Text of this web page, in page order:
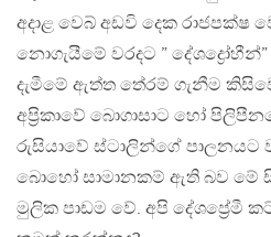
අදාළ වෙබ් අඩවි දෙක
නොගැයීමේ වරදට ”
දැමීමේ ඇත්ත තේරම් ගැනීම
අප්‍රිකාවේ බොගාසාට හෝ
රුසියාවේ ස්ටාලින්ගේ
බොහෝ සාමානකම් ඇති බව
මුලික පාඩම වේ. අපි දේශප්‍රේමී